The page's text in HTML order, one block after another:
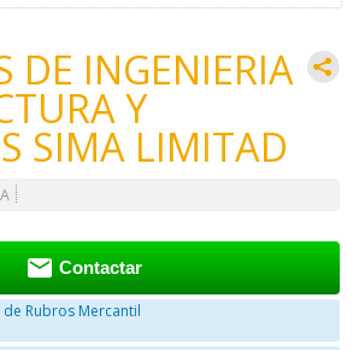
DE INGENIERIA
Y
SIMA LIMITAD
 Contactar
Rubros Mercantil